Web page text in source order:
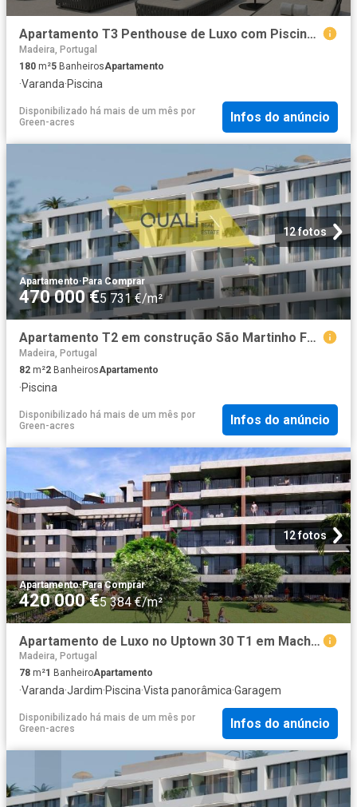
Apartamento T3 Penthouse de Luxo com Piscina Privada, Funcha. 180m² Santa Luzia Funchal
Madeira, Portugal
180 m²5 BanheirosApartamento
·Varanda·Piscina
Disponibilizado há mais de um mês por
Green-acres
Infos do anúncio
12 fotos
Apartamento· Para Comprar
470 000 €5 731 €/m²
Apartamento T2 em construção São Martinho Funchal 470.000. 82m² São Martinho
Madeira, Portugal
82 m²2 BanheirosApartamento
·Piscina
Disponibilizado há mais de um mês por
Green-acres
Infos do anúncio
12 fotos
Apartamento·Para Comprar
420 000 €5 384 €/m²
Apartamento de Luxo no Uptown 30 T1 em Machico 78m² Machico
Madeira, Portugal
78 m²1 BanheiroApartamento
·Varanda·Jardim·Piscina·Vista panorâmica·Garagem
Disponibilizado há mais de um mês por
Green-acres
Infos do anúncio